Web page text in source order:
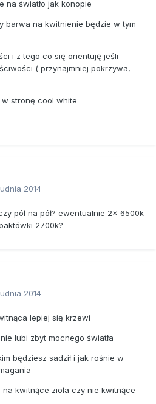
na światło jak konopie
barwa na kwitnienie będzie w tym
i z tego co się orientuję jeśli
( przynajmniej pokrzywa,
stronę cool white
2014
pół na pół? ewentualnie 2x 6500k
2700k?
2014
lepiej się krzewi
lubi zbyt mocnego światła
będziesz sadził i jak rośnie w
kwitnące zioła czy nie kwitnące